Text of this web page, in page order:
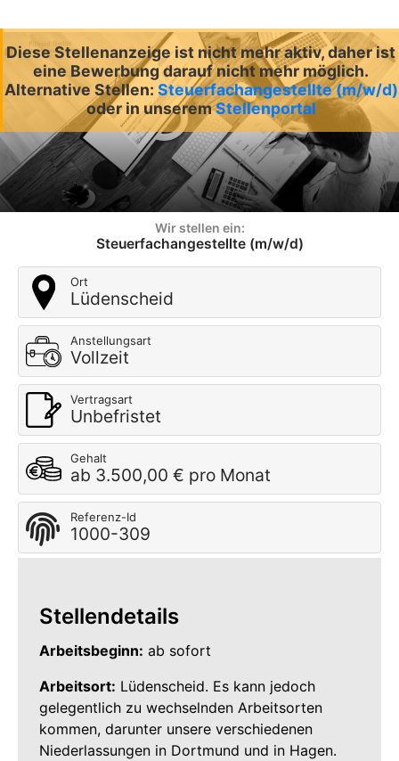
Diese Stellenanzeige ist nicht mehr aktiv, daher ist
eine Bewerbung darauf nicht mehr möglich.
Alternative Stellen: Steuerfachangestellte (m/w/d)
oder in unseremStellenportal
Wir stellen ein:
Steuerfachangestellte (m/w/d)
Ort
Lüdenscheid
Anstellungsart
Vollzeit
Vertragsart
Unbefristet
Gehalt
ab 3.500,00 € pro Monat
Referenz-Id
1000-309
Stellendetails
Arbeitsbeginn: ab sofort
Arbeitsort: Lüdenscheid. Es kann jedoch
gelegentlich zu wechselnden Arbeitsorten
kommen, darunter unsere verschiedenen
Niederlassungen in Dortmund und in Hagen.